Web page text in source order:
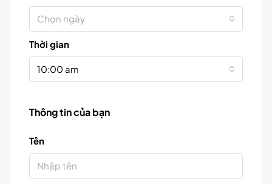
Chọn ngày
Thời gian
10:00 am
Thông tin của bạn
Tên